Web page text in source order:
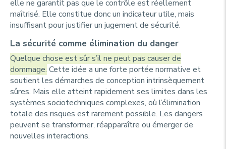
elle ne garantit pas que le contrôle est réellement
maîtrisé. Elle constitue donc un indicateur utile, mais
insuffisant pour justifier un jugement de sécurité.
La sécurité comme élimination du danger
Quelque chose est sûr s’il ne peut pas causer de
dommage. Cette idée a une forte portée normative et
soutient les démarches de conception intrinsèquement
sûres. Mais elle atteint rapidement ses limites dans les
systèmes sociotechniques complexes, où l’élimination
totale des risques est rarement possible. Les dangers
peuvent se transformer, réapparaître ou émerger de
nouvelles interactions.